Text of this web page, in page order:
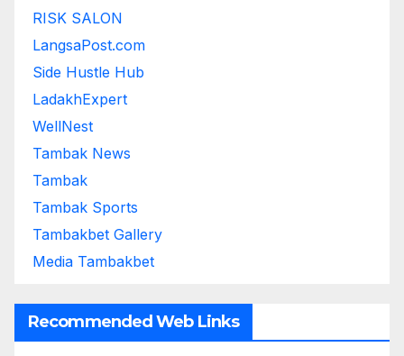
RISK SALON
LangsaPost.com
Side Hustle Hub
LadakhExpert
WellNest
Tambak News
Tambak
Tambak Sports
Tambakbet Gallery
Media Tambakbet
Recommended Web Links